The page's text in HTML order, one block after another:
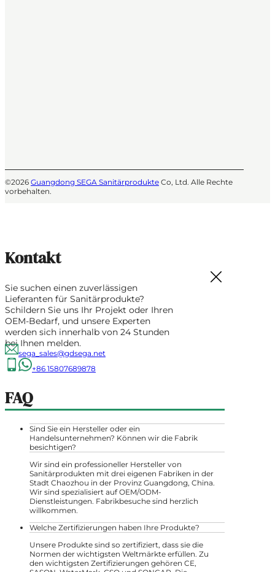
©2026 Guangdong SEGA Sanitärprodukte Co, Ltd. Alle Rechte
vorbehalten.
Kontakt
Sie suchen einen zuverlässigen
Lieferanten für Sanitärprodukte?
Schildern Sie uns Ihr Projekt oder Ihren
OEM-Bedarf, und unsere Experten
werden sich innerhalb von 24 Stunden
bei Ihnen melden.
sega_sales@gdsega.net
+86 15807689878
FAQ
Sind Sie ein Hersteller oder ein
Handelsunternehmen? Können wir die Fabrik
besichtigen?
Wir sind ein professioneller Hersteller von
Sanitärprodukten mit drei eigenen Fabriken in der
Stadt Chaozhou in der Provinz Guangdong, China.
Wir sind spezialisiert auf OEM/ODM-
Dienstleistungen. Fabrikbesuche sind herzlich
willkommen.
Welche Zertifizierungen haben Ihre Produkte?
Unsere Produkte sind so zertifiziert, dass sie die
Normen der wichtigsten Weltmärkte erfüllen. Zu
den wichtigsten Zertifizierungen gehören CE,